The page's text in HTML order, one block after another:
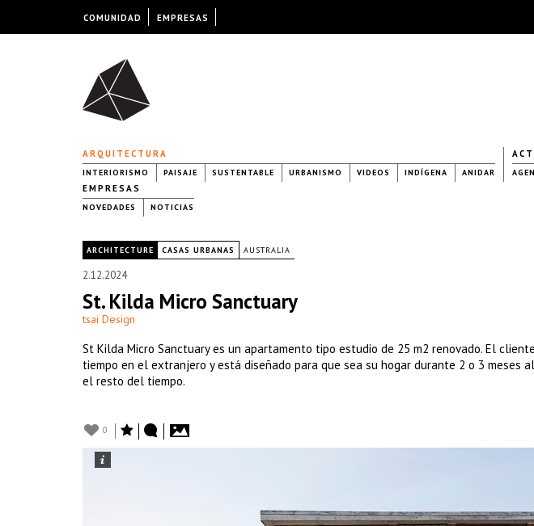
ARQUITECTURA
INTERIORISMO PAISAJE SUSTENTABLE URBANISMO VIDEOS INDÍGENA ANIDAR
EMPRESAS
NOVEDADES NOTICIAS
ARCHITECTURE CASAS URBANAS AUSTRALIA
2.12.2024
St. Kilda Micro Sanctuary
tsai Design
St Kilda Micro Sanctuary es un apartamento tipo estudio de 25 m2 renovado. El
tiempo en el extranjero y está diseñado para que sea su hogar durante 2 o 3 meses
el resto del tiempo.
0
COMUNIDAD EMPRESAS